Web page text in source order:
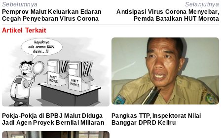
Sebelumnya
Pemprov Malut Keluarkan Edaran
Cegah Penyebaran Virus Corona
Selanjutnya
Antisipasi Virus Corona Menyebar,
Pemda Batalkan HUT Morota
Artikel Terkait
Pokja-Pokja di BPBJ Malut Diduga
Jadi Agen Proyek Bernilai Miliaran
Pangkas TTP, Inspektorat Nilai
Banggar DPRD Keliru